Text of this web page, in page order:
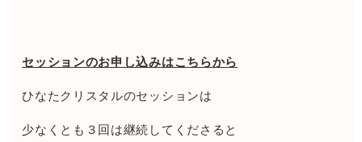
セッションのお申し込みはこちらから
ひなたクリスタルのセッションは
少なくとも３回は継続してくださると